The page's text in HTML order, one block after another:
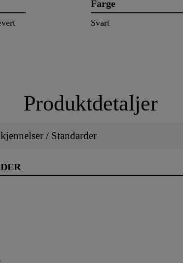
Farge
Svart
Produktdetaljer
/ Standarder